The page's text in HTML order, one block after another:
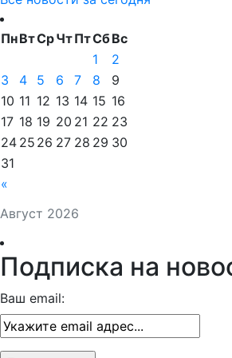
Август 2026
ПнВтСрЧтПтСбВс
«
1
2
3
4 5 6 7 8
9
10 11 12 13 14 15 16
17 18 19 20 21 22 23
24 25 26 27 28 29 30
31
Подписка на
Ваш email: